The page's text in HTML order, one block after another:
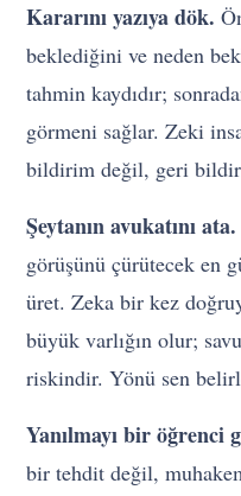
Kararını yazıya dök.
beklediğini ve neden
tahmin kaydıdır;
görmeni sağlar. Zeki
bildirim değil, geri
Şeytanın avukatını ata.
görüşünü çürütecek en
üret. Zeka bir kez
büyük varlığın olur;
riskindir. Yönü sen
Yanılmayı bir öğrenci
bir tehdit değil,